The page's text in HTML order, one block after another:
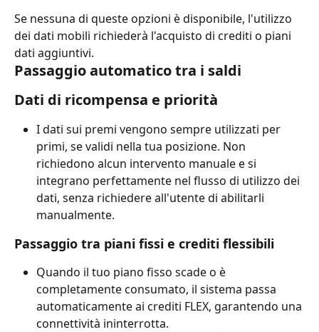
Se nessuna di queste opzioni è disponibile, l'utilizzo
dei dati mobili richiederà l'acquisto di crediti o piani
dati aggiuntivi.
Passaggio automatico tra i saldi
Dati di ricompensa e priorità
I dati sui premi vengono sempre utilizzati per
primi, se validi nella tua posizione. Non
richiedono alcun intervento manuale e si
integrano perfettamente nel flusso di utilizzo dei
dati, senza richiedere all'utente di abilitarli
manualmente.
Passaggio tra piani fissi e crediti flessibili
Quando il tuo piano fisso scade o è
completamente consumato, il sistema passa
automaticamente ai crediti FLEX, garantendo una
connettività ininterrotta.